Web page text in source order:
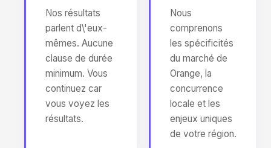
Nos résultats
parlent d\'eux-
mêmes. Aucune
clause de durée
minimum. Vous
continuez car
vous voyez les
résultats.
Nous
comprenons
les spécificités
du marché de
Orange, la
concurrence
locale et les
enjeux uniques
de votre région.